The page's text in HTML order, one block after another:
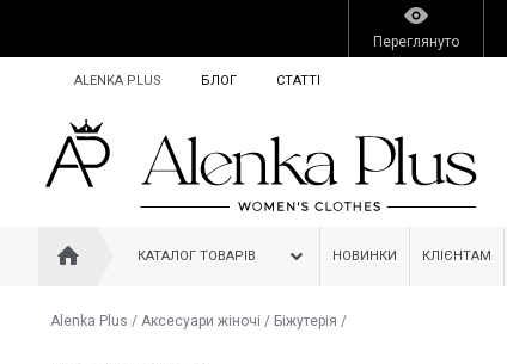
Переглянуто
ALENKA PLUS БЛОГ СТАТТІ
КАТАЛОГ ТОВАРІВ НОВИНКИ КЛІЄНТАМ
Alenka Plus / Аксесуари жіночі / Біжутерія /